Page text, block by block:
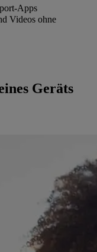
Apps
Videos ohne
Geräts